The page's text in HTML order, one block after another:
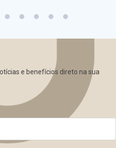
e benefícios direto na sua